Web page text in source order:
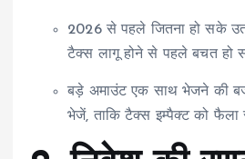
2026 से पहले जितना हो सके
टैक्स लागू होने से पहले बचत हो
बड़े अमाउंट एक साथ भेजने की
भेजें, ताकि टैक्स इम्पैक्ट को